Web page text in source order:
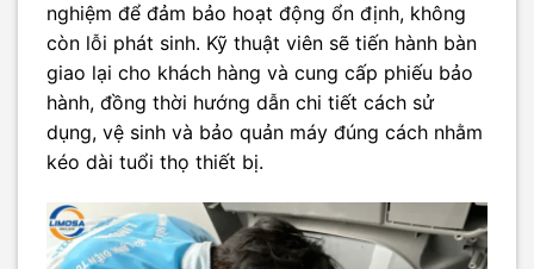
nghiệm để đảm bảo hoạt động ổn định, không
còn lỗi phát sinh. Kỹ thuật viên sẽ tiến hành bàn
giao lại cho khách hàng và cung cấp phiếu bảo
hành, đồng thời hướng dẫn chi tiết cách sử
dụng, vệ sinh và bảo quản máy đúng cách nhằm
kéo dài tuổi thọ thiết bị.